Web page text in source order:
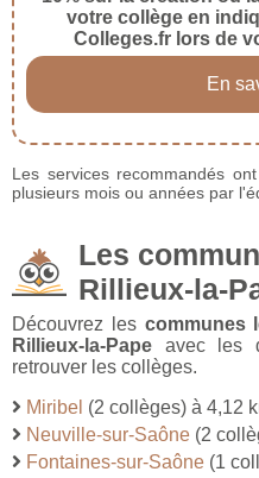
votre collège en
Colleges.fr lors de
En
Les services recommandés
plusieurs mois ou années par
Les
Rillieux-la-
Découvrez les communes
Rillieux-la-Pape avec les
retrouver les collèges.
Miribel (2 collèges) à 4,12
Neuville-sur-Saône (2
Fontaines-sur-Saône (1